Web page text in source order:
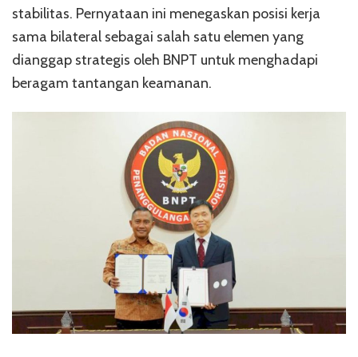
stabilitas. Pernyataan ini menegaskan posisi kerja
sama bilateral sebagai salah satu elemen yang
dianggap strategis oleh BNPT untuk menghadapi
beragam tantangan keamanan.